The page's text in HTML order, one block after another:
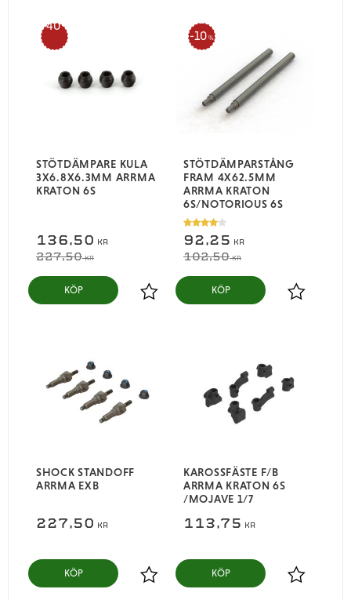
STÖTDÄMPARE KULA
3X6.8X6.3MM ARRMA
KRATON 6S
136,50 KR
227,50KR
40
%
Lägg till i favoriter
KÖP
STÖTDÄMPARSTÅNG
FRAM 4X62.5MM
ARRMA KRATON
6S/NOTORIOUS 6S
92,25 KR
102,50KR
10 %
Lägg till i
KÖP
SHOCK STANDOFF
ARRMA EXB
227,50 KR
Lägg till i favoriter
KÖP
KAROSSFÄSTE F/B
ARRMA KRATON 6S
/MOJAVE 1/7
113,75 KR
Lägg till i
KÖP